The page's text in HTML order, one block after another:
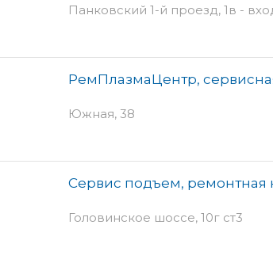
Панковский 1-й проезд, 1в -
РемПлазмаЦентр,
Южная, 38
Сервис подъем, ремонтная
Головинское шоссе, 10г ст3